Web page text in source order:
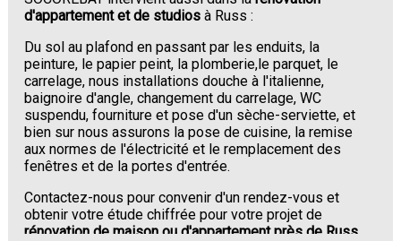
d'appartement et de studios à Russ :
Du sol au plafond en passant par les enduits, la
peinture, le papier peint, la plomberie,le parquet, le
carrelage, nous installations douche à l'italienne,
baignoire d'angle, changement du carrelage, WC
suspendu, fourniture et pose d'un sèche-serviette, et
bien sur nous assurons la pose de cuisine, la remise
aux normes de l'électricité et le remplacement des
fenêtres et de la portes d'entrée.
Contactez-nous pour convenir d'un rendez-vous et
obtenir votre étude chiffrée pour votre projet de
rénovation de maison ou d'appartement près de Russ